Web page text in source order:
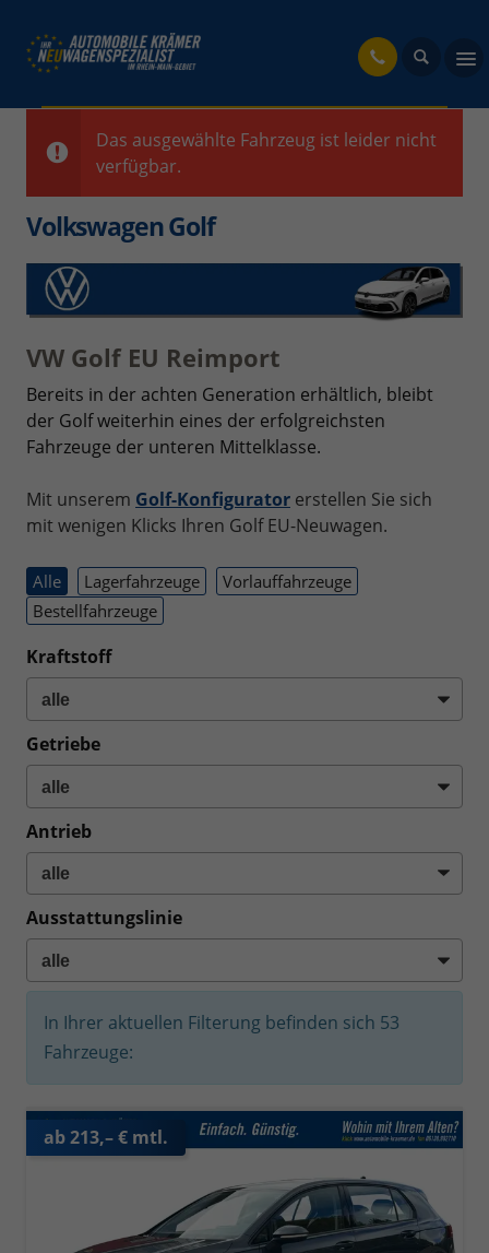
Das ausgewählte Fahrzeug ist leider nicht
verfügbar.
Volkswagen Golf
VW Golf EU Reimport
Bereits in der achten Generation erhältlich, bleibt
der Golf weiterhin eines der erfolgreichsten
Fahrzeuge der unteren Mittelklasse.
Mit unserem Golf-Konfigurator erstellen Sie sich
mit wenigen Klicks Ihren Golf EU-Neuwagen.
Alle Lagerfahrzeuge
Vorlauffahrzeuge
Bestellfahrzeuge
Kraftstoff
Getriebe
Antrieb
Ausstattungslinie
In Ihrer aktuellen Filterung befinden sich 53
Fahrzeuge:
ab 213,– € mtl.